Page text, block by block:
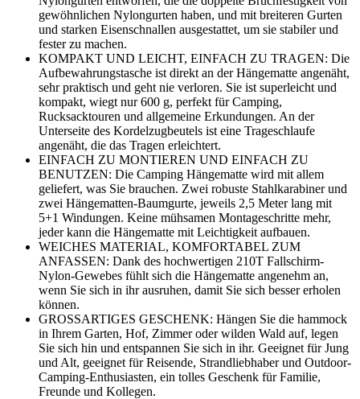
gewöhnlichen Nylongurten haben, und mit breiteren Gurten
und starken Eisenschnallen ausgestattet, um sie stabiler und
fester zu machen.
KOMPAKT UND LEICHT, EINFACH ZU TRAGEN: Die
Aufbewahrungstasche ist direkt an der Hängematte angenäht,
sehr praktisch und geht nie verloren. Sie ist superleicht und
kompakt, wiegt nur 600 g, perfekt für Camping,
Rucksacktouren und allgemeine Erkundungen. An der
Unterseite des Kordelzugbeutels ist eine Trageschlaufe
angenäht, die das Tragen erleichtert.
EINFACH ZU MONTIEREN UND EINFACH ZU
BENUTZEN: Die Camping Hängematte wird mit allem
geliefert, was Sie brauchen. Zwei robuste Stahlkarabiner und
zwei Hängematten-Baumgurte, jeweils 2,5 Meter lang mit
5+1 Windungen. Keine mühsamen Montageschritte mehr,
jeder kann die Hängematte mit Leichtigkeit aufbauen.
WEICHES MATERIAL, KOMFORTABEL ZUM
ANFASSEN: Dank des hochwertigen 210T Fallschirm-
Nylon-Gewebes fühlt sich die Hängematte angenehm an,
wenn Sie sich in ihr ausruhen, damit Sie sich besser erholen
können.
GROSSARTIGES GESCHENK: Hängen Sie die hammock
in Ihrem Garten, Hof, Zimmer oder wilden Wald auf, legen
Sie sich hin und entspannen Sie sich in ihr. Geeignet für Jung
und Alt, geeignet für Reisende, Strandliebhaber und Outdoor-
Camping-Enthusiasten, ein tolles Geschenk für Familie,
Freunde und Kollegen.